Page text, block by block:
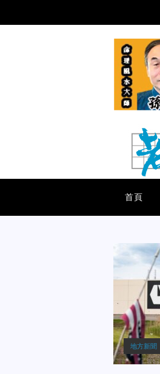
首頁
地方新聞